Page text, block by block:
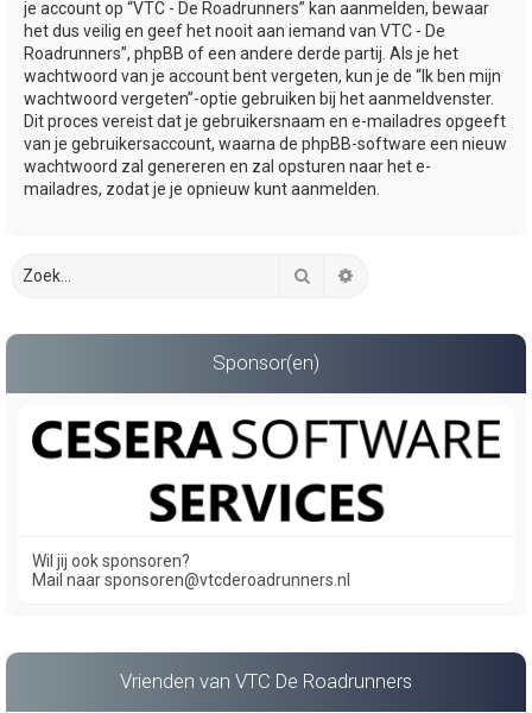
je account op “VTC - De Roadrunners” kan aanmelden, bewaar
het dus veilig en geef het nooit aan iemand van VTC - De
Roadrunners”, phpBB of een andere derde partij. Als je het
wachtwoord van je account bent vergeten, kun je de “Ik ben mijn
wachtwoord vergeten”-optie gebruiken bij het aanmeldvenster.
Dit proces vereist dat je gebruikersnaam en e-mailadres opgeeft
van je gebruikersaccount, waarna de phpBB-software een nieuw
wachtwoord zal genereren en zal opsturen naar het e-
mailadres, zodat je je opnieuw kunt aanmelden.
Zoek
Sponsor(en)
Wil jij ook sponsoren?
Mail naar sponsoren@vtcderoadrunners.nl
Vrienden van VTC De Roadrunners